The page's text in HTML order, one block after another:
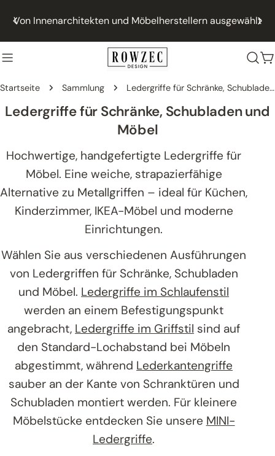
Inhalt
springen
Von Innenarchitekten und Möbelherstellern ausgewählt
Startseite Sammlung Ledergriffe für Schränke, Schubladen und Möbel
S
m
l
:
Ledergriffe für Schränke, Schubladen und
Möbel
Hochwertige, handgefertigte Ledergriffe für
Möbel. Eine weiche, strapazierfähige
Alternative zu Metallgriffen – ideal für Küchen,
Kinderzimmer, IKEA-Möbel und moderne
Einrichtungen.
Wählen Sie aus verschiedenen Ausführungen
von Ledergriffen für Schränke, Schubladen
und Möbel. Ledergriffe im Schlaufenstil
werden an einem Befestigungspunkt
angebracht, Ledergriffe im Griffstil sind auf
den Standard-Lochabstand bei Möbeln
abgestimmt, während Lederkantengriffe
sauber an der Kante von Schranktüren und
Schubladen montiert werden. Für kleinere
Möbelstücke entdecken Sie unsere MINI-
Ledergriffe.